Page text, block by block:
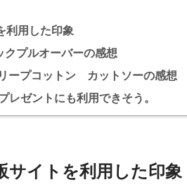
利用した印象
プルオーバーの感想
ープコットン カットソーの感想
レゼントにも利用できそう。
サイトを利用した印象